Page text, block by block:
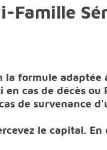
Famille
formule adaptée
cas de décès
de survenance
le capital.